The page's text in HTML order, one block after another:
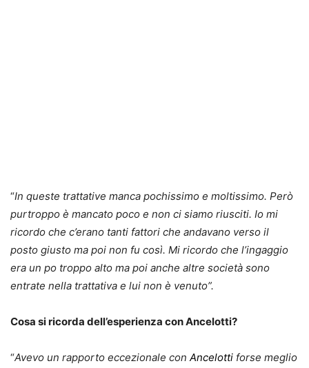
“In queste trattative manca pochissimo e moltissimo. Però
purtroppo è mancato poco e non ci siamo riusciti. Io mi
ricordo che c’erano tanti fattori che andavano verso il
posto giusto ma poi non fu così. Mi ricordo che l’ingaggio
era un po troppo alto ma poi anche altre società sono
entrate nella trattativa e lui non è venuto”.
Cosa si ricorda dell’esperienza con Ancelotti?
“Avevo un rapporto eccezionale con Ancelotti forse meglio